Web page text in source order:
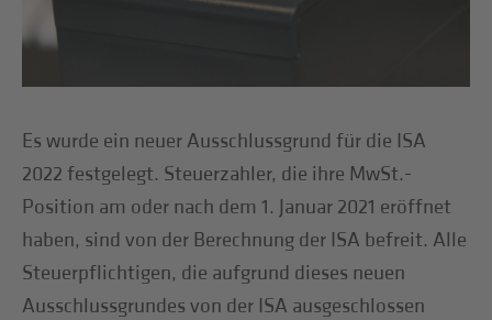
Es wurde ein neuer Ausschlussgrund für die ISA
2022 festgelegt. Steuerzahler, die ihre MwSt.-
Position am oder nach dem 1. Januar 2021 eröffnet
haben, sind von der Berechnung der ISA befreit. Alle
Steuerpflichtigen, die aufgrund dieses neuen
Ausschlussgrundes von der ISA ausgeschlossen